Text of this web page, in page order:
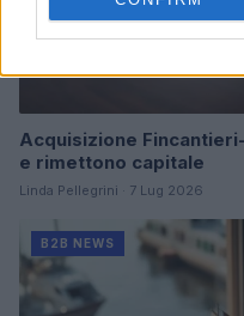
Acquisizione
e rimettono capitale
Linda Pellegrini · 7 Lug 2026
B2B NEWS